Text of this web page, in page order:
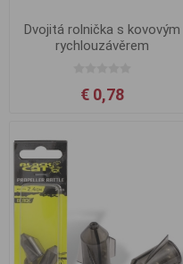
Dvojitá rolnička s kovovým
rychlouzávěrem
€ 0,78